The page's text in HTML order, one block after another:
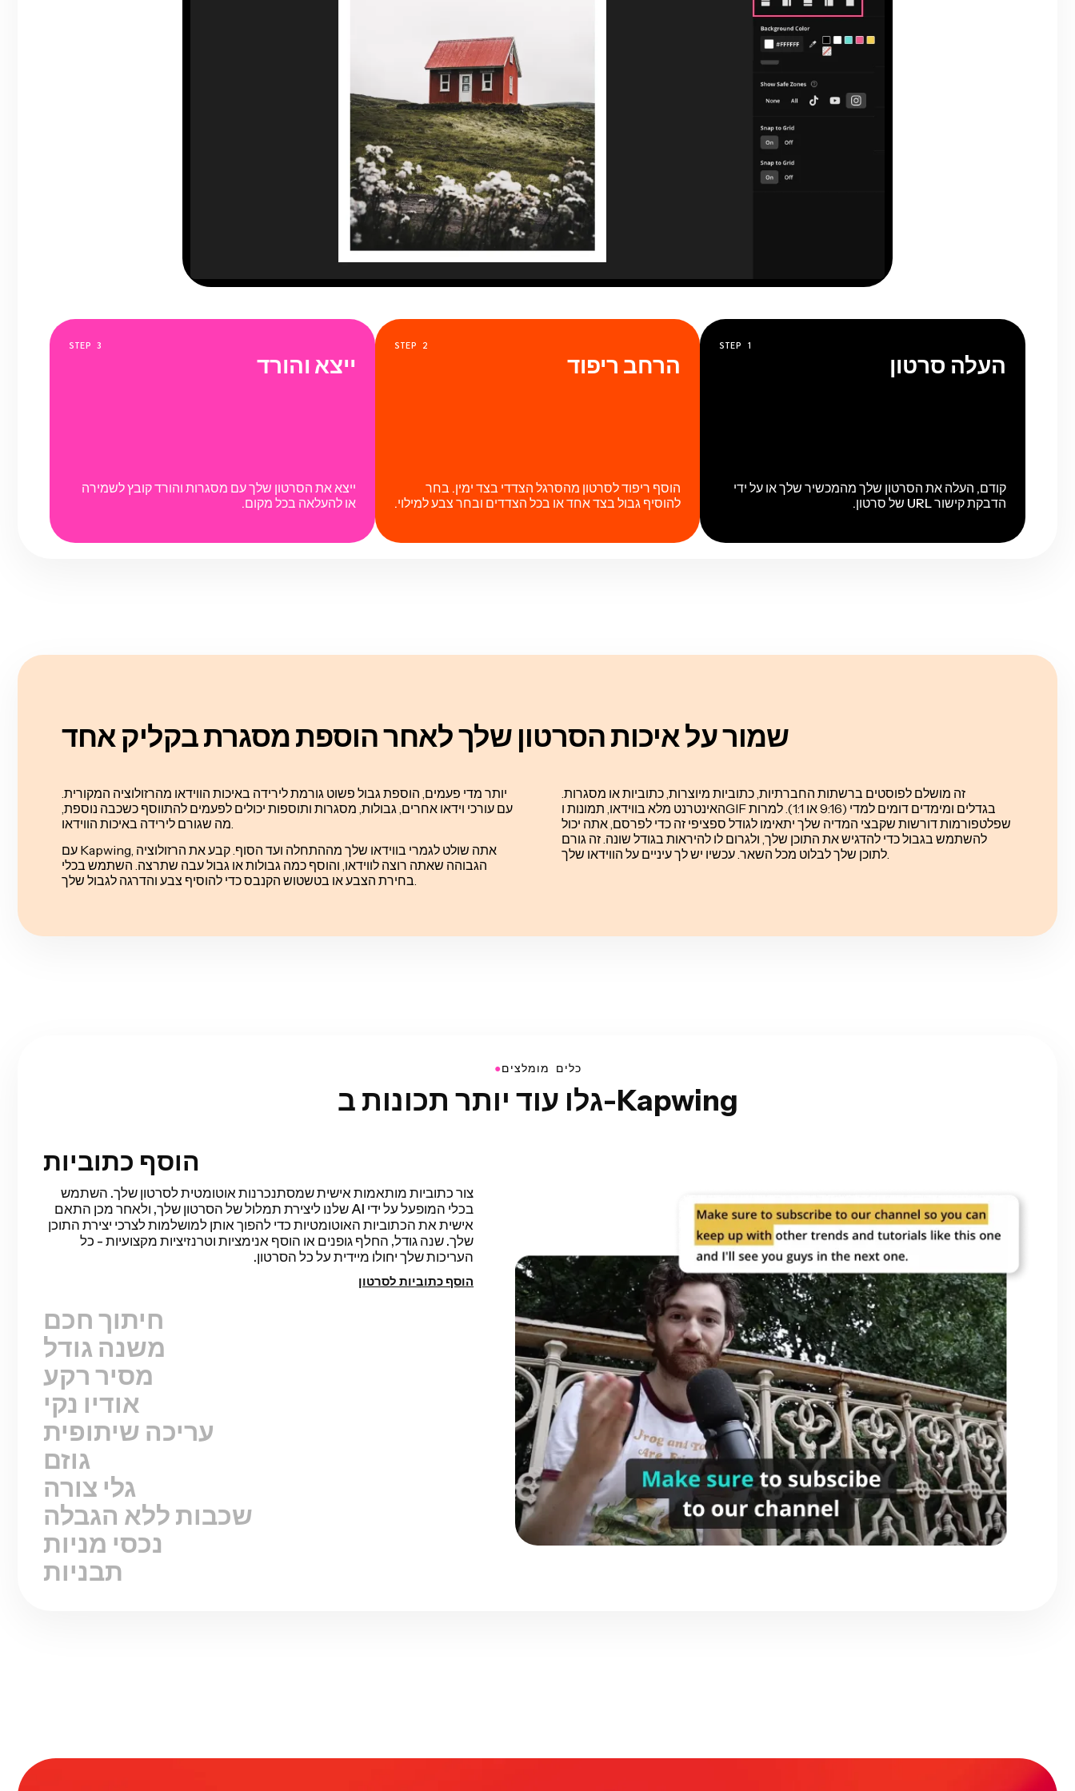
STEP 1
העלה סרטון
קודם, העלה את הסרטון שלך מהמכשיר שלך או על ידי
הדבקת קישור URL של סרטון.
STEP 2
הרחב ריפוד
הוסף ריפוד לסרטון מהסרגל הצדדי בצד ימין. בחר
להוסיף גבול בצד אחד או בכל הצדדים ובחר צבע למילוי.
STEP 3
ייצא והורד
ייצא את הסרטון שלך עם מסגרות והורד קובץ לשמירה
או להעלאה בכל מקום.
שמור על איכות הסרטון שלך לאחר הוספת מסגרת בקליק אחד
יותר מדי פעמים, הוספת גבול פשוט גורמת לירידה באיכות הווידאו מהרזולוציה המקורית.
עם עורכי וידאו אחרים, גבולות, מסגרות ותוספות יכולים לפעמים להתווסף כשכבה נוספת,
עם Kapwing, אתה שולט לגמרי בווידאו שלך מההתחלה ועד הסוף. קבע את הרזולוציה
הגבוהה שאתה רוצה לווידאו, והוסף כמה גבולות או גבול עבה שתרצה. השתמש בכלי
זה מושלם לפוסטים ברשתות החברתיות, כתוביות מיוצרות, כתוביות או מסגרות.
האינטרנט מלא בווידאו, תמונות וGIF בגדלים ומימדים דומים למדי (9:16 או 1:1). למרות
שפלטפורמות דורשות שקבצי המדיה שלך יתאימו לגודל ספציפי זה כדי לפרסם, אתה יכול
להשתמש בגבול כדי להדגיש את התוכן שלך, ולגרום לו להיראות בגודל שונה. זה גורם
●כלים מומלצים
גלו עוד יותר תכונות ב-Kapwing
הוסף כתוביות
חיתוך חכם
חיתוך חכם מאפשר לך לאוטומטית לערוך סרטונים על ידי זיהוי והסרת השתקות
מהסרטון תוך כמה שניות. תחסוך שעות של עריכה ותשלים את הגרסה הראשונית
שלך מהר יותר מאי פעם עבור סרטוני דיבור, מצגות מוקלטות, מדריכים, וולוגים,
ועוד. עריכה לא הייתה פשוטה ונוחה כל כך אף פעם.
הסר השתקות
משנה גודל
מסיר רקע
אודיו נקי
עריכה שיתופית
גוזם
גלי צורה
שכבות ללא הגבלה
נכסי מניות
תבניות